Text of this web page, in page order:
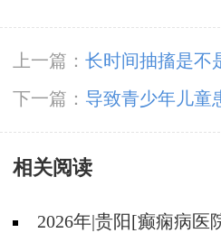
上一篇： 长时间抽搐是不
下一篇： 导致青少年儿童
相关阅读
2026年|贵阳[癫痫病医